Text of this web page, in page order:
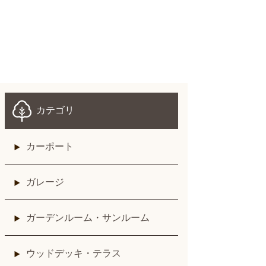
カテゴリ
カーポート
ガレージ
ガーデンルーム・サンルーム
ウッドデッキ・テラス